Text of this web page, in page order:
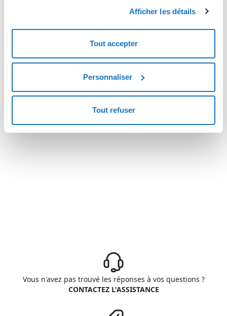
stockage des cookies nécessaires.
Afficher les détails
Tout accepter
Personnaliser
Tout refuser
Si l'utilisateur a besoin de supprimer ou d'ajouter un mode de
Vous n'avez pas trouvé les réponses à vos questions ?
CONTACTEZ L'ASSISTANCE